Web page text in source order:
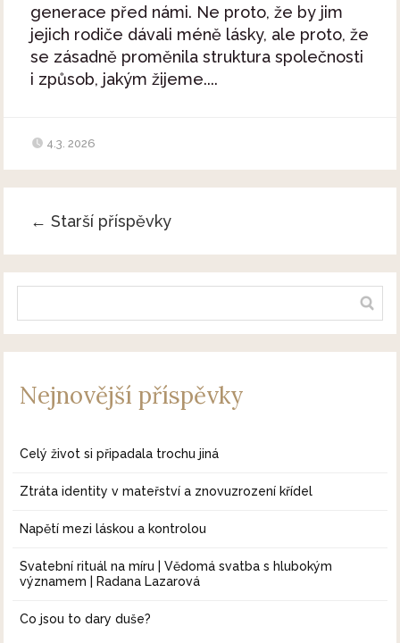
generace před námi. Ne proto, že by jim
jejich rodiče dávali méně lásky, ale proto, že
se zásadně proměnila struktura společnosti
i způsob, jakým žijeme....
4.3. 2026
← Starší příspěvky
Nejnovější příspěvky
Celý život si připadala trochu jiná
Ztráta identity v mateřství a znovuzrození křídel
Napětí mezi láskou a kontrolou
Svatební rituál na míru | Vědomá svatba s hlubokým
významem | Radana Lazarová
Co jsou to dary duše?